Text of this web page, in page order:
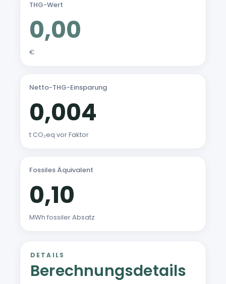
THG-Wert
0,00
€
Netto-THG-Einsparung
0,004
t CO₂eq vor Faktor
Fossiles Äquivalent
0,10
MWh fossiler Absatz
DETAILS
Berechnungsdetails